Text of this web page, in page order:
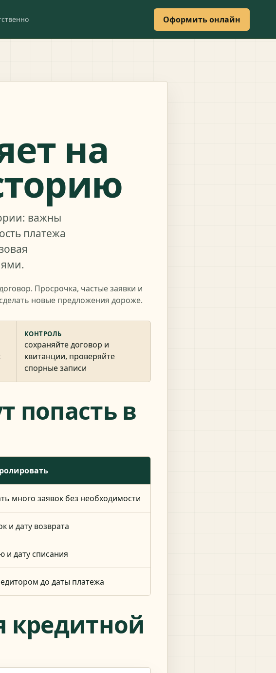
Оформить онлайн
на
важны
платежа
Просрочка, частые заявки и
новые предложения дороже.
КОНТРОЛЬ
сохраняйте договор и
квитанции, проверяйте
спорные записи
попасть в
много заявок без необходимости
и дату возврата
и дату списания
до даты платежа
кредитной